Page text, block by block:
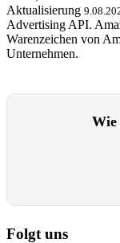
Aktualisierung
Advertising API.
Warenzeichen von
Unternehmen.
Wie
Folgt uns